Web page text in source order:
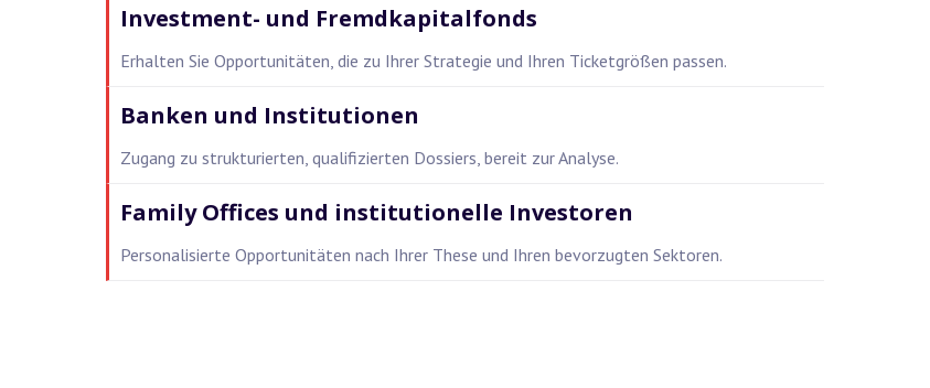
Investment- und Fremdkapitalfonds
Erhalten Sie Opportunitäten, die zu Ihrer Strategie und Ihren Ticketgrößen passen.
Banken und Institutionen
Zugang zu strukturierten, qualifizierten Dossiers, bereit zur Analyse.
Family Offices und institutionelle Investoren
Personalisierte Opportunitäten nach Ihrer These und Ihren bevorzugten Sektoren.